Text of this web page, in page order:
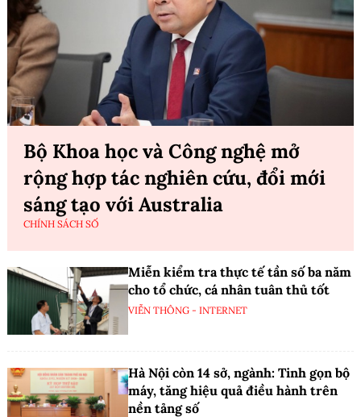
Bộ Khoa học và Công nghệ mở
rộng hợp tác nghiên cứu, đổi mới
sáng tạo với Australia
CHÍNH SÁCH SỐ
Miễn kiểm tra thực tế tần số ba năm
cho tổ chức, cá nhân tuân thủ tốt
VIỄN THÔNG - INTERNET
Hà Nội còn 14 sở, ngành: Tinh gọn bộ
máy, tăng hiệu quả điều hành trên
nền tảng số